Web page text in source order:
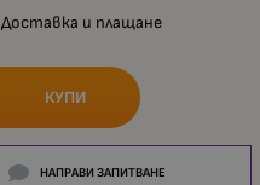
Доставка и плащане
КУПИ
НАПРАВИ ЗАПИТВАНЕ